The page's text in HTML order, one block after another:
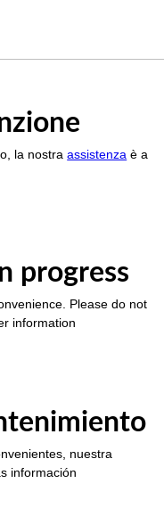
la nostraassistenza è a
progress
Please do not
information
nuestra
información